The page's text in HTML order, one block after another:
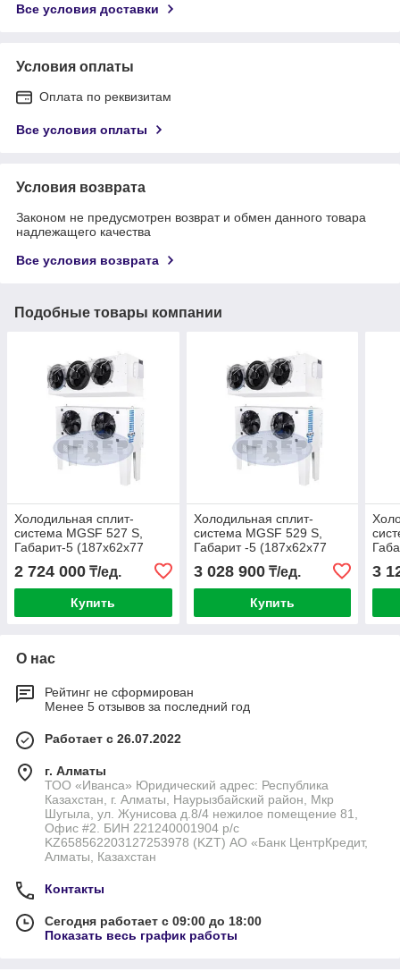
Все условия доставки
Условия оплаты
Оплата по реквизитам
Все условия оплаты
Условия возврата
Законом не предусмотрен возврат и обмен данного товара
надлежащего качества
Все условия возврата
Подобные товары компании
Холодильная сплит-
система МGSF 527 S,
Габарит-5 (187х62х77
(137) 182х68х59 мм)
2 724 000 ₸/ед.
Купить
Холодильная сплит-
система МGSF 529 S,
Габарит -5 (187х62х77
(137) 182х68х59 мм)
3 028 900₸/ед.
Купить
3
О нас
Рейтинг не сформирован
Менее 5 отзывов за последний год
Работает с 26.07.2022
г. Алматы
ТОО «Иванса» Юридический адрес: Республика
Казахстан, г. Алматы, Наурызбайский район, Мкр
Шугыла, ул. Жунисова д.8/4 нежилое помещение 81,
Офис #2. БИН 221240001904 р/с
KZ658562203127253978 (KZT) АО «Банк ЦентрКредит,
Алматы, Казахстан
Контакты
Сегодня работает с 09:00 до 18:00
Показать весь график работы